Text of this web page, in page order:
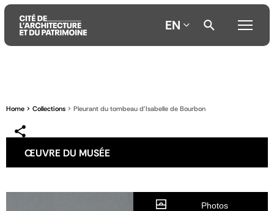
contenu
menu
la
EN
Home Collections Pleurant du tombeau d'Isabelle de Bourbon
ŒUVRE DU MUSÉE
Photos